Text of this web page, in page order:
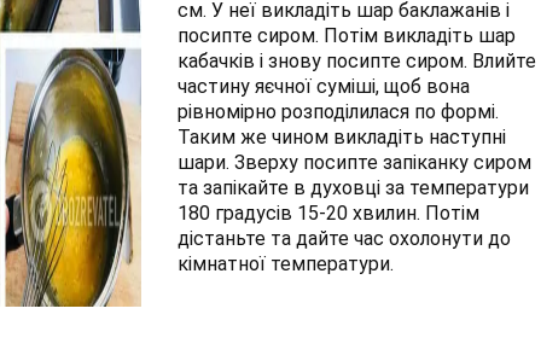
см. У неї викладіть шар баклажанів і
посипте сиром. Потім викладіть шар
кабачків і знову посипте сиром. Влийте
частину яєчної суміші, щоб вона
рівномірно розподілилася по формі.
Таким же чином викладіть наступні
шари. Зверху посипте запіканку сиром
та запікайте в духовці за температури
180 градусів 15-20 хвилин. Потім
дістаньте та дайте час охолонути до
кімнатної температури.